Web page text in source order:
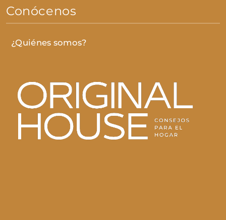
Conócenos
¿Quiénes somos?